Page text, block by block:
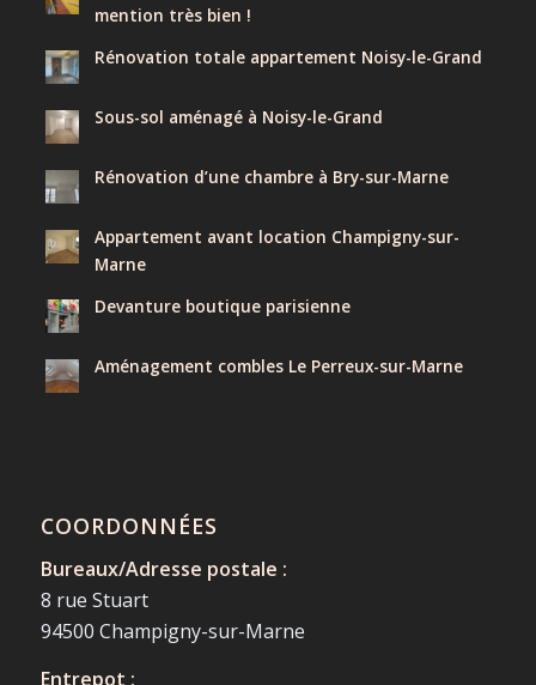
mention très bien !
Rénovation totale appartement Noisy-le-Grand
Sous-sol aménagé à Noisy-le-Grand
Rénovation d’une chambre à Bry-sur-Marne
Appartement avant location Champigny-sur-
Marne
Devanture boutique parisienne
Aménagement combles Le Perreux-sur-Marne
COORDONNÉES
Bureaux/Adresse postale :
8 rue Stuart
94500 Champigny-sur-Marne
Entrepot :